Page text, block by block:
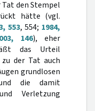
Tat den Stempel
hätte (vgl.
553, 554; 1984,
146), eher
das Urteil
der Tat auch
grundlosen
die damit
Verletzung